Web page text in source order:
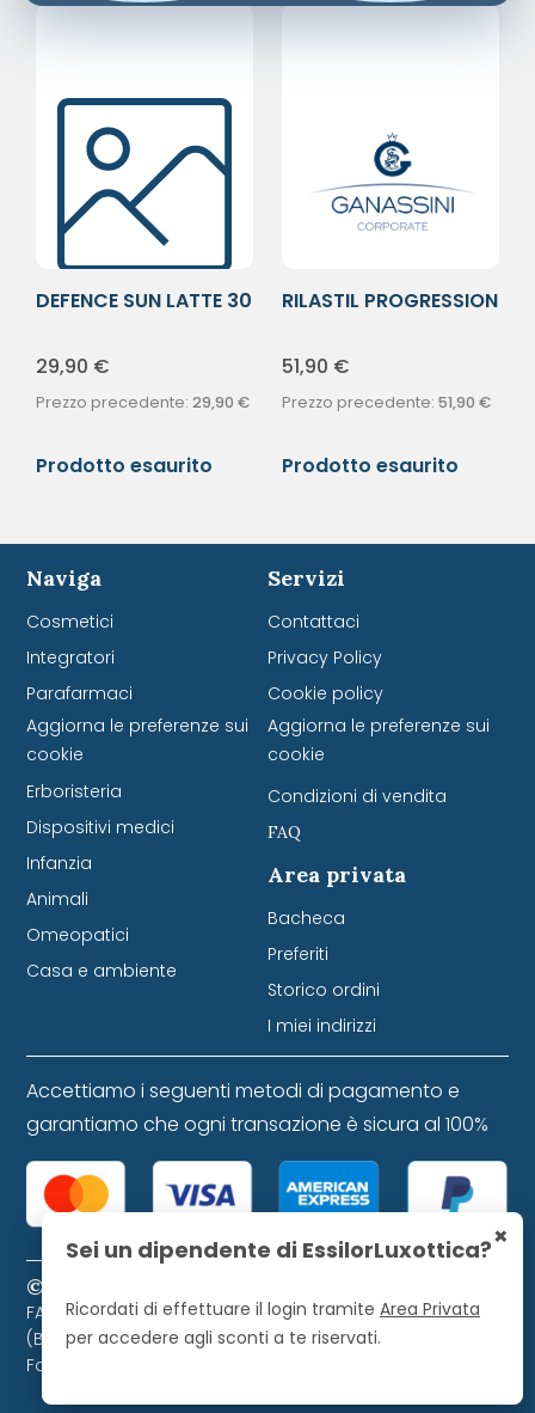
DEFENCE SUN LATTE 30
29,90 €
Prezzo precedente: 29,90 €
Prodotto esaurito
RILASTIL PROGRESSION
51,90 €
Prezzo precedente: 51,90 €
Prodotto esaurito
Naviga
Cosmetici
Integratori
Parafarmaci
Aggiorna le preferenze sui
cookie
Erboristeria
Dispositivi medici
Infanzia
Animali
Omeopatici
Casa e ambiente
Servizi
Contattaci
Privacy Policy
Cookie policy
Aggiorna le preferenze sui
cookie
Condizioni di vendita
FAQ
Area privata
Bacheca
Preferiti
Storico ordini
I miei indirizzi
Accettiamo i seguenti metodi di pagamento e
garantiamo che ogni transazione è sicura al 100%
© 2024 Farmacia Favretti S.r.l. P. IVA 01271120253
FARMACIA FAVRETTI S.R.L. Piazza Libertà, 9 - 32021 Agordo
(BL). Farmacista direttore iscritto all'Ordine dei
Farmacisti di Belluno, numero 728.
×
Sei un dipendente di EssilorLuxottica?
Ricordati di effettuare il login tramite Area Privata
per accedere agli sconti a te riservati.